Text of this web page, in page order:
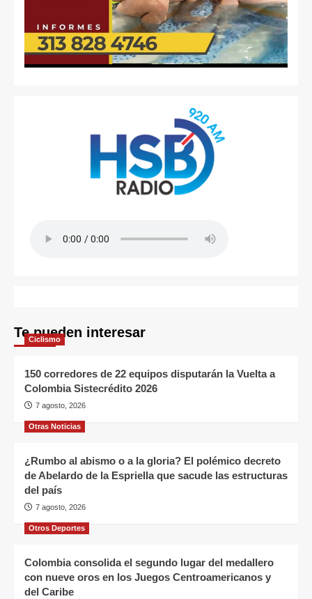
Te pueden interesar
Ciclismo
150 corredores de 22 equipos disputarán la Vuelta a
Colombia Sistecrédito 2026
7 agosto, 2026
Otras Noticias
¿Rumbo al abismo o a la gloria? El polémico decreto
de Abelardo de la Espriella que sacude las estructuras
del país
7 agosto, 2026
Otros Deportes
Colombia consolida el segundo lugar del medallero
con nueve oros en los Juegos Centroamericanos y
del Caribe